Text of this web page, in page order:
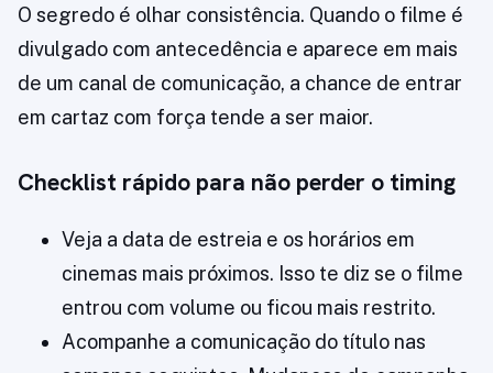
O segredo é olhar consistência. Quando o filme é
divulgado com antecedência e aparece em mais
de um canal de comunicação, a chance de entrar
em cartaz com força tende a ser maior.
Checklist rápido para não perder o timing
Veja a data de estreia e os horários em
cinemas mais próximos. Isso te diz se o filme
entrou com volume ou ficou mais restrito.
Acompanhe a comunicação do título nas